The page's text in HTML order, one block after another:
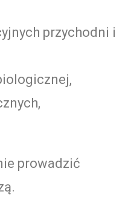
przychodni i
prowadzić